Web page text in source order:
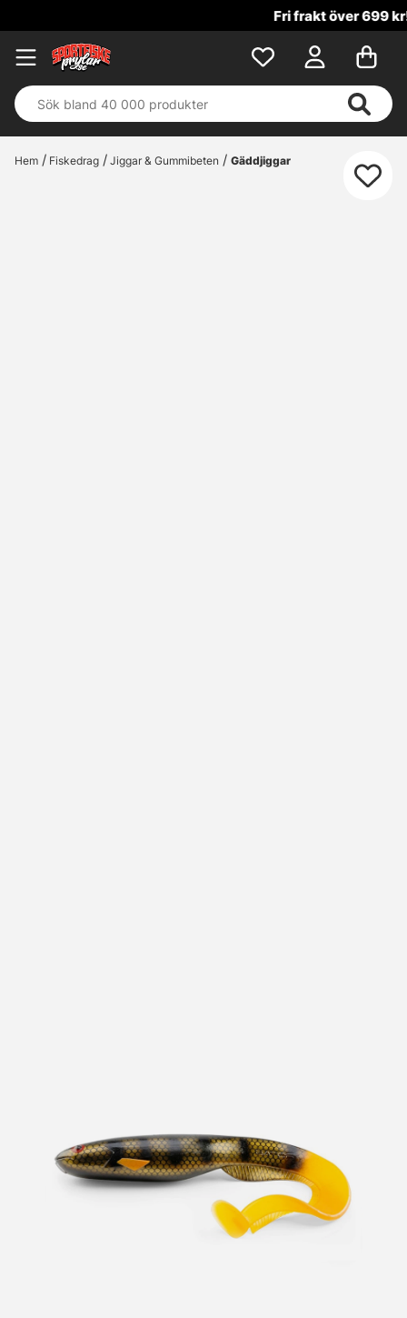
Fri frakt över 699 kr!
Hem Fiskedrag Jiggar & Gummibeten Gäddjiggar